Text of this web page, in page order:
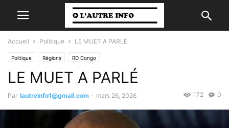
Accueil Politique LE MUET A PARLÉ
Politique Régions RD Congo
LE MUET A PARLÉ
Par lautreinfo1@gmail.com - mars 26, 2026 0
172